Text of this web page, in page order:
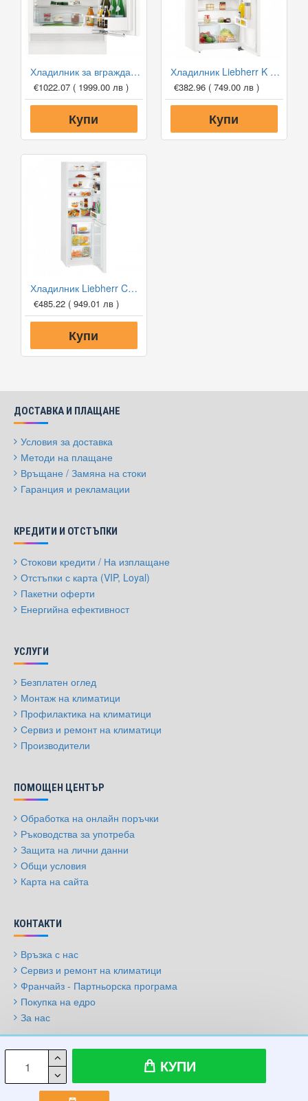
КУПИ
Хладилник за вграждане Liebherr UIKP 1554 Premium
€1022.07 ( 1999.00 лв )
Купи
Хладилник Liebherr K 230
€382.96 ( 749.00 лв )
Купи
Хладилник Liebherr CU 331 SmartFrost
€485.22 ( 949.01 лв )
Купи
ДОСТАВКА И ПЛАЩАНЕ
Условия за доставка
Методи на плащане
Връщане / Замяна на стоки
Гаранция и рекламации
КРЕДИТИ И ОТСТЪПКИ
Стокови кредити / На изплащане
Отстъпки с карта (VIP, Loyal)
Пакетни оферти
Енергийна ефективност
УСЛУГИ
Безплатен оглед
Монтаж на климатици
Профилактика на климатици
Сервиз и ремонт на климатици
Производители
ПОМОЩЕН ЦЕНТЪР
Обработка на онлайн поръчки
Ръководства за употреба
Защита на лични данни
Общи условия
Карта на сайта
КОНТАКТИ
Връзка с нас
Сервиз и ремонт на климатици
Франчайз - Партньорска програма
Покупка на едро
За нас
© 2009-2026, Климатици.бг, Всички права запазени